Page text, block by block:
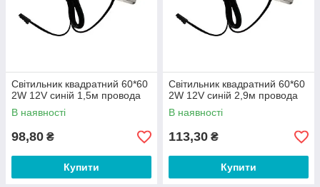
Світильник квадратний 60*60
2W 12V синій 1,5м провода
В наявності
98,80 ₴
Купити
Світильник квадратний 60*60
2W 12V синій 2,9м провода
В наявності
113,30 ₴
Купити